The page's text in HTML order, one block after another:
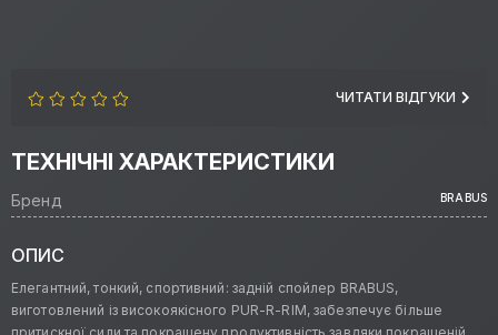
ЧИТАТИ ВІДГУКИ
ТЕХНІЧНІ ХАРАКТЕРИСТИКИ
Бренд BRABUS
ОПИС
Елегантний, тонкий, спортивний: задній спойлер BRABUS,
виготовлений із високоякісного PUR-R-RIM, забезпечує більше